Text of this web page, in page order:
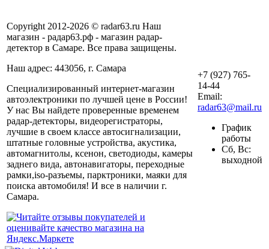
Copyright 2012-2026 © radar63.ru Наш
магазин - радар63.рф - магазин радар-
детектор в Самаре. Все права защищены.
Наш адрес: 443056, г. Самара
Специализированный интернет-магазин
автоэлектроники по лучшей цене в России!
У нас Вы найдете проверенные временем
радар-детекторы, видеорегистраторы,
лучшие в своем классе автосигнализации,
штатные головные устройства, акустика,
автомагнитолы, ксенон, светодиоды, камеры
заднего вида, автонавигаторы, переходные
рамки,iso-разъемы, парктроники, маяки для
поиска автомобиля! И все в наличии г.
Самара.
+7 (927) 765-
14-44
Email:
radar63@mail.ru
График
работы
Сб, Вс:
выходной